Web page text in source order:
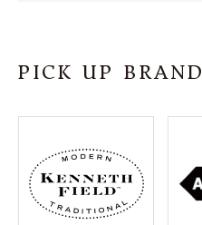
INFORMATION
ご利用ガイド
プライバシーポリシー
特定商取引法について
お問い合わせ
PICK UP BRAND